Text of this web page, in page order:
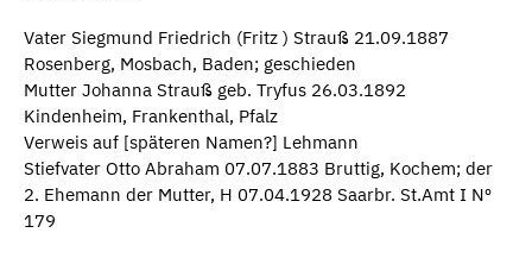
Vater Siegmund Friedrich (Fritz ) Strauß 21.09.1887
Rosenberg, Mosbach, Baden; geschieden
Mutter Johanna Strauß geb. Tryfus 26.03.1892
Kindenheim, Frankenthal, Pfalz
Verweis auf [späteren Namen?] Lehmann
Stiefvater Otto Abraham 07.07.1883 Bruttig, Kochem; der
2. Ehemann der Mutter, H 07.04.1928 Saarbr. St.Amt I Nº
179